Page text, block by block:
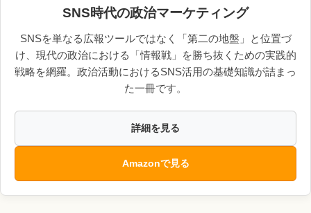
SNS時代の政治マーケティング
SNSを単なる広報ツールではなく「第二の地盤」と位置づ
け、現代の政治における「情報戦」を勝ち抜くための実践的
戦略を網羅。政治活動におけるSNS活用の基礎知識が詰まっ
た一冊です。
詳細を見る
Amazonで見る